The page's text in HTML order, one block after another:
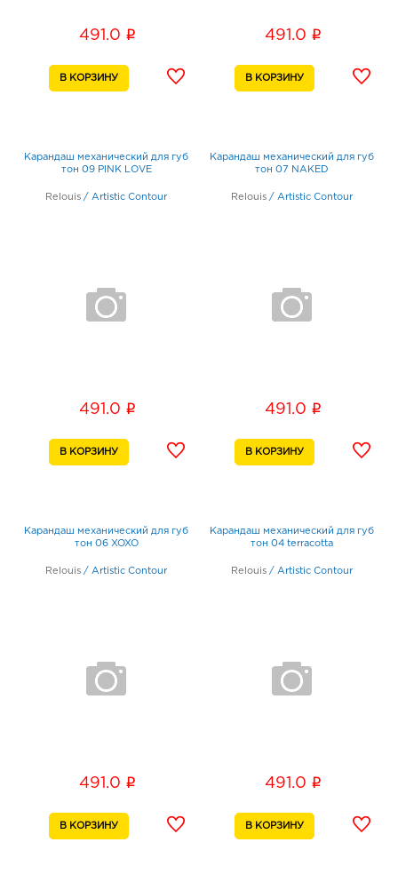
491.0 i 491.0 i
Карандаш механический для губ
тон 09 PINK LOVE
Relouis / Artistic Contour
491.0 i
Карандаш механический для губ
тон 07 NAKED
Relouis / Artistic Contour
491.0 i
Карандаш механический для губ
тон 06 XOXO
Relouis / Artistic Contour
491.0 i
Карандаш механический для губ
тон 04 terracotta
Relouis / Artistic Contour
491.0 i